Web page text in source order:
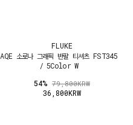
FLUKE
AQE 소로나 그래픽 반팔 티셔츠 FST345
/ 5Color W
54% 79,800KRW
36,800KRW